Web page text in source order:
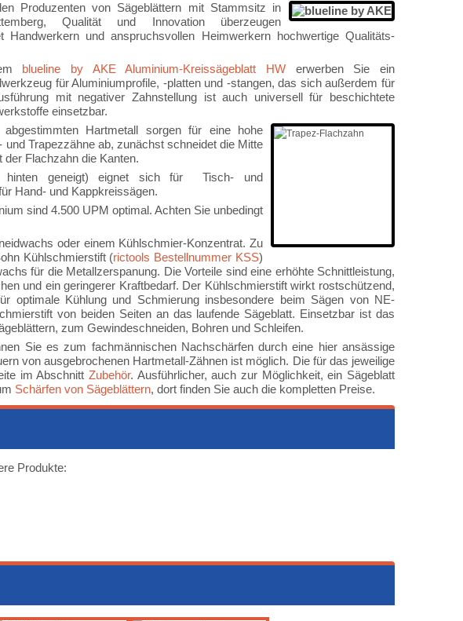
Produzenten von Sägeblättern mit Stammsitz in
Qualität und Innovation überzeugen
und anspruchsvollen Heimwerkern hochwertige Qualitäts-
blueline by AKE Aluminium-Kreissägeblatt HW erwerben Sie ein
für Aluminiumprofile, -platten und -stangen, das sich außerdem für
mit negativer Zahnstellung ist auch universell für beschichtete
einsetzbar.
Hartmetall sorgen für eine hohe
Trapezzähne ab, zunächst schneidet die Mitte
Flachzahn die Kanten.
hinten geneigt) eignet sich für Tisch- und
Hand- und Kappkreissägen.
sind 4.500 UPM optimal. Achten Sie unbedingt
oder einem Kühlschmier-Konzentrat. Zu
Kühlschmierstift (rictools Bestellnummer KSS)
für die Metallzerspanung. Die Vorteile sind eine erhöhte Schnittleistung,
und ein geringerer Kraftbedarf. Der Kühlschmierstift wirkt rostschützend,
optimale Kühlung und Schmierung insbesondere beim Sägen von NE-
von beiden Seiten an das laufende Sägeblatt. Einsetzbar ist das
zum Gewindeschneiden, Bohren und Schleifen.
Sie es zum fachmännischen Nachschärfen durch eine hier ansässige
von ausgebrochenen Hartmetall-Zähnen ist möglich. Die für das jeweilige
im Abschnitt Zubehör. Ausführlicher, auch zur Möglichkeit, ein Sägeblatt
Schärfen von Sägeblättern, dort finden Sie auch die kompletten Preise.
Produkte: